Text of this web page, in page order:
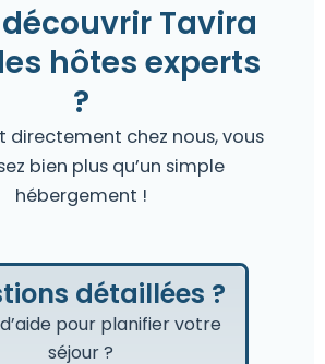
Tavira
hôtes experts
?
directement chez nous, vous
bien plus qu’un simple
hébergement !
détaillées ?
pour planifier votre
séjour ?